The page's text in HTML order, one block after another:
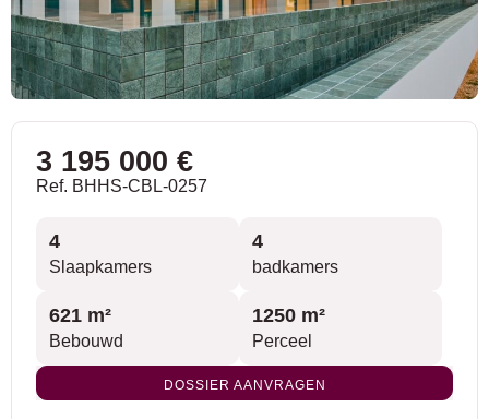
3 195 000 €
Ref. BHHS-CBL-0257
4
Slaapkamers
4
badkamers
621 m²
Bebouwd
1250 m²
Perceel
DOSSIER AANVRAGEN